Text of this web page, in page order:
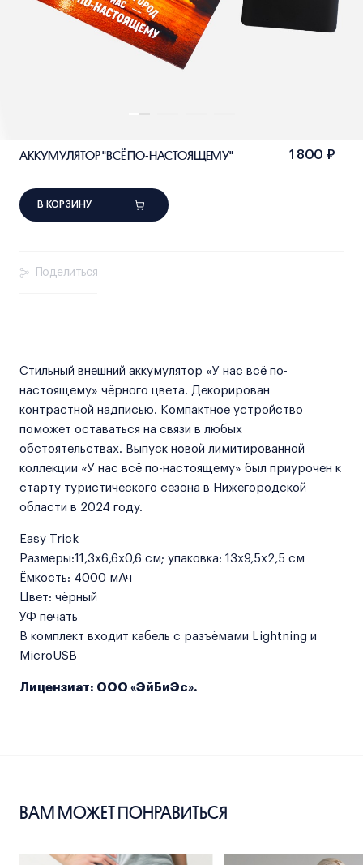
АККУМУЛЯТОР "ВСЁ ПО-НАСТОЯЩЕМУ" 1 800 ₽
В КОРЗИНУ
Поделиться
Стильный внешний аккумулятор «У нас всё по-
настоящему» чёрного цвета‎. Декорирован
контрастной надписью. Компактное устройство
поможет оставаться на связи в любых
обстоятельствах. Выпуск новой лимитированной
коллекции «У нас всё по-настоящему» был приурочен к
старту туристического сезона в Нижегородской
области в 2024 году.
Easy Trick
Размеры:11,3х6,6х0,6 см; упаковка: 13х9,5х2,5 см
Ёмкость: 4000 мАч
Цвет: чёрный
УФ печать
В комплект входит кабель с разъёмами Lightning и
MicroUSB
Лицензиат: ООО «ЭйБиЭс».
ВАМ МОЖЕТ ПОНРАВИТЬСЯ